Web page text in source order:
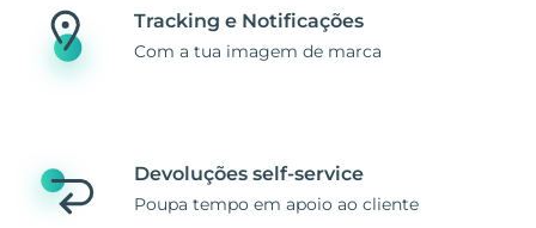
Tracking e Notificações
Com a tua imagem de marca
Devoluções self-service
Poupa tempo em apoio ao cliente